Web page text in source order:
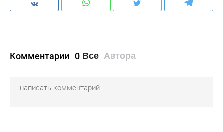
Комментарии 0 Все Автора